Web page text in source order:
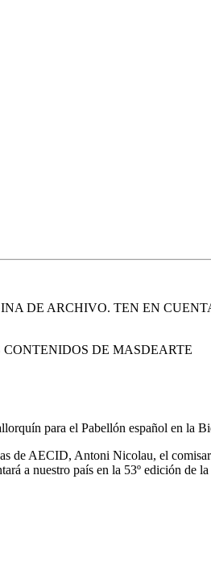
DE ARCHIVO. TEN EN
DE MASDEARTE
para el Pabellón español en la
de AECID, Antoni Nicolau, el
a nuestro país en la 53º edición de